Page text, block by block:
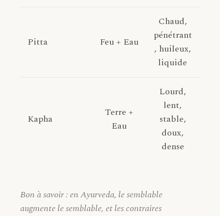
Pitta Feu + Eau
Chaud,
pénétrant
, huileux,
liquide
Kapha
Terre +
Eau
Lourd,
lent,
stable,
doux,
dense
Bon à savoir : en Ayurveda, le semblable
augmente le semblable, et les contraires